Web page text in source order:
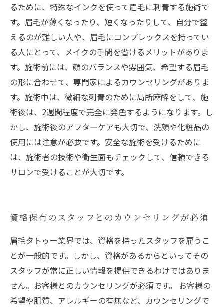
るために、特殊なインクを使って眉毛に刺青する施術で
す。眉毛が薄くなったり、短くなったりして、自分で整
えるのが難しい人や、眉毛にコンプレックスを持ってい
る人にとって、メイクの手間を省けるメリットがありま
す。施術前には、顔のバランスや雰囲気、希望する眉毛
の形に合わせて、専門家によるカウンセリングがありま
す。施術中は、微細な刺青のために局所麻酔をして、施
術後は、2週間程度で完全に発色するようになります。し
かし、施術後のアフターケアも大切で、洗顔や化粧品の
使用には注意が必要です。安全な施術を受けるために
は、施術者の技術や衛生面もチェックして、信頼できる
サロンで受けることが大切です。
資格保有のスタッフとのカウンセリングが必須
眉毛タトゥー業界では、資格を持ったスタッフを雇うこ
とが一般的です。しかし、資格があるからといってその
スタッフが常に正しい情報を提供できるわけではありま
せん。お客様とのカウンセリングが必須です。 お客様の
希望や肌質、アレルギーの有無など、カウンセリングで